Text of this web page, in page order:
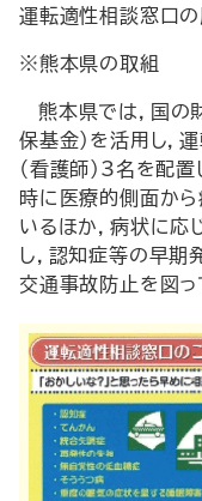
運転適性相談窓口の
※熊本県の取組
熊本県では，国の
保基金）を活用し，
（看護師）3名を配
時に医療的側面か
いるほか，病状に
し，認知症等の早期
交通事故防止を図っ